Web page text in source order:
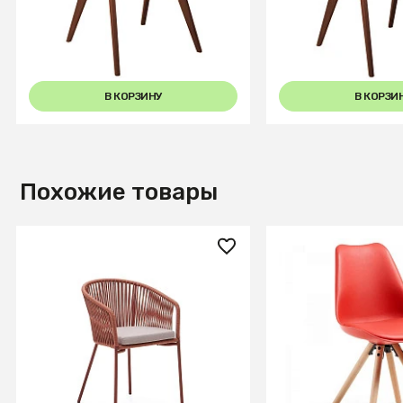
Бианко /темный орех
В КОРЗИНУ
Графит Темный
В
Похожие товары
32 990 ₽
Стул Yanet из терракотовой
Стул Lars